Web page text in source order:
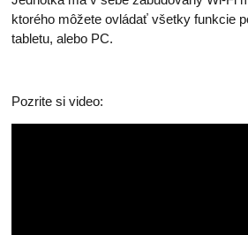
ktorého môžete ovládať všetky funkcie
tabletu, alebo PC.
Pozrite si video: